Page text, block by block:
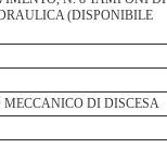
(DISPONIBILE
DI DISCESA